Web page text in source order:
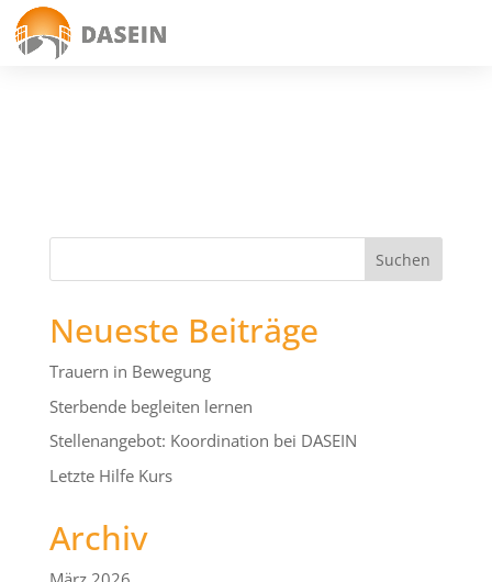
Neueste Beiträge
Trauern in Bewegung
Sterbende begleiten lernen
Stellenangebot: Koordination bei DASEIN
Letzte Hilfe Kurs
Archiv